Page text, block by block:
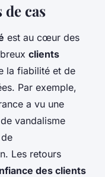
de cas
est au cœur des
clients
la fiabilité et de
Par exemple,
a vu une
vandalisme
Les retours
des clients